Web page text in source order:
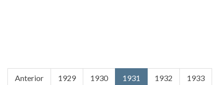
Anterior 1929 1930 1931 1932 1933